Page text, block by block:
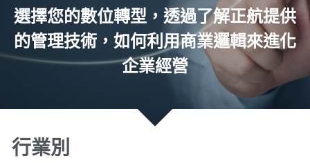
標竿客戶
詢問/採購
正航願景
關於正航
選擇您的數位轉型，透過了解正航提供
的管理技術，如何利用商業邏輯來進化
企業經營
行業別
財務
電子商務
雲端